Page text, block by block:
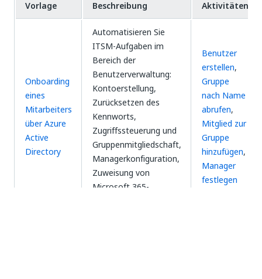
Vorlage Beschreibung Aktivitäten
Onboarding
eines
Mitarbeiters
über Azure
Active
Directory
Automatisieren Sie
ITSM-Aufgaben im
Bereich der
Benutzerverwaltung:
Kontoerstellung,
Zurücksetzen des
Kennworts,
Zugriffssteuerung und
Gruppenmitgliedschaft,
Managerkonfiguration,
Zuweisung von
Microsoft 365-
Benutzer
erstellen,
Gruppe
nach Name
abrufen,
Mitglied zur
Gruppe
hinzufügen,
Manager
festlegen